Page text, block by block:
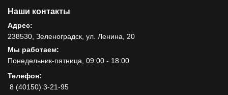
Наши контакты
Адрес:
238530, Зеленоградск, ул. Ленина, 20
Мы работаем:
Понедельник-пятница, 09:00 - 18:00
Телефон:
8 (40150) 3-21-95